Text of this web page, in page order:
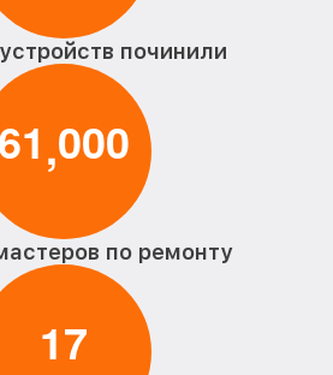
починили
61,000
по ремонту
17